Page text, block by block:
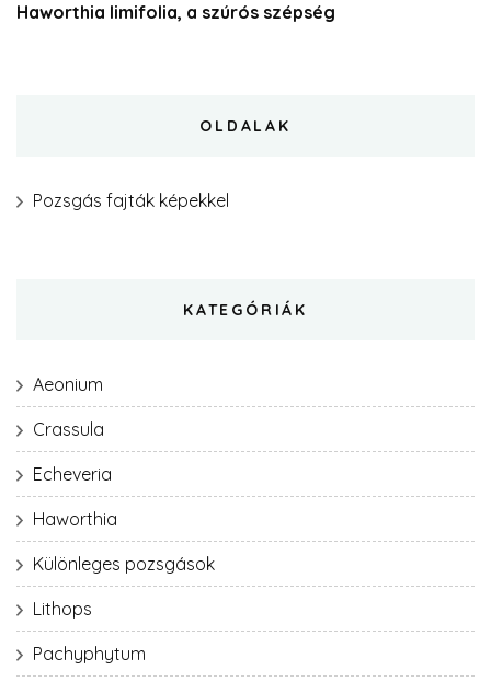
Haworthia limifolia, a szúrós szépség
OLDALAK
Pozsgás fajták képekkel
KATEGÓRIÁK
Aeonium
Crassula
Echeveria
Haworthia
Különleges pozsgások
Lithops
Pachyphytum